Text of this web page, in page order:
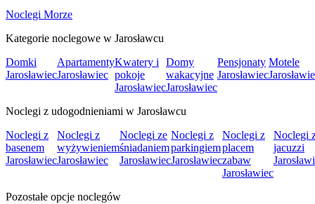
Noclegi Morze
Kategorie noclegowe w Jarosławcu
Domki
Jarosławiec
Apartamenty
Jarosławiec
Kwatery i
pokoje
Jarosławiec
Domy
wakacyjne
Jarosławiec
Pensjonaty
Jarosławiec
Motele
Noclegi z udogodnieniami w Jarosławcu
Noclegi z
basenem
Jarosławiec
Noclegi z
wyżywieniem
Jarosławiec
Noclegi ze
śniadaniem
Jarosławiec
Noclegi z
parkingiem
Jarosławiec
Noclegi z
placem
zabaw
Jarosławiec
Noclegi
jacuzzi
Pozostałe opcje noclegów